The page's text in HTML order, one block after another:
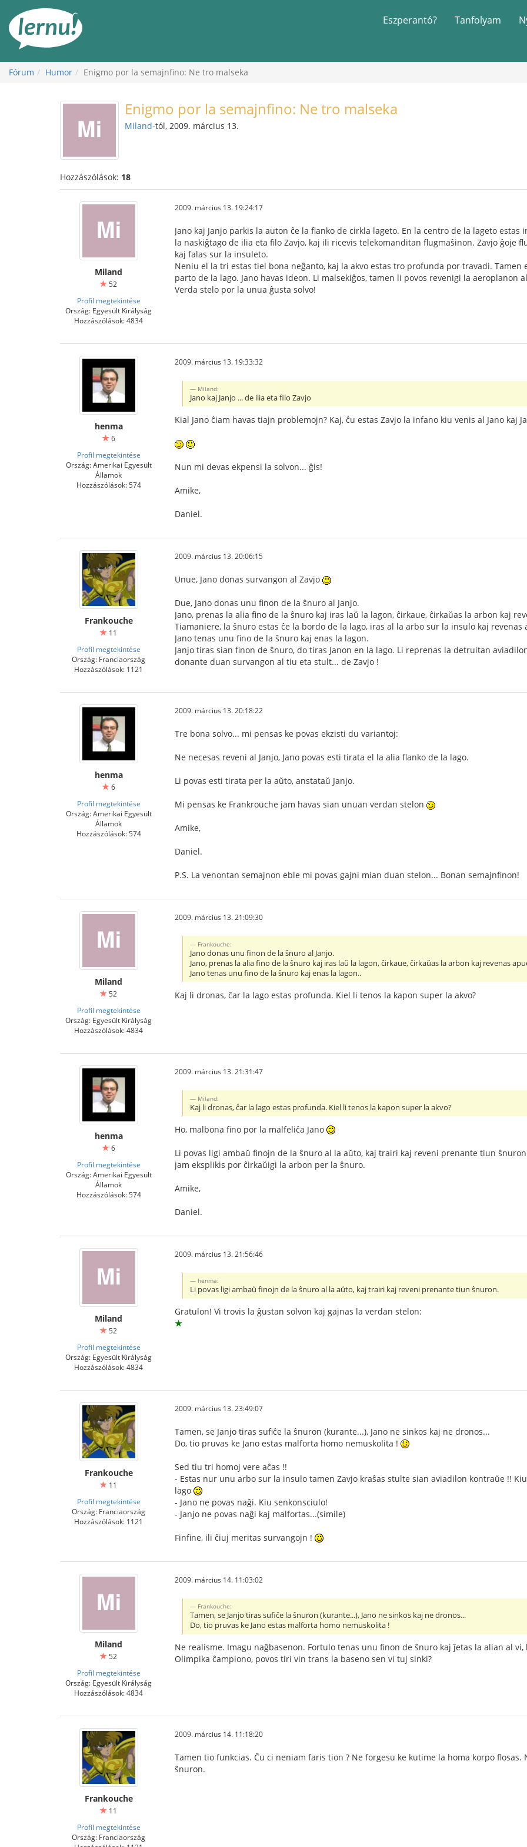
Eszperantó? Tanfolyam
Fórum Humor Enigmo por la semajnfino: Ne tro malseka
Enigmo por la semajnfino: Ne tro malseka
Miland-tól, 2009. március 13.
Hozzászólások: 18
Miland
52
Profil megtekintése
Ország: Egyesült Királyság
Hozzászólások: 4834
2009. március 13. 19:24:17
Jano kaj Janjo parkis la auton ĉe la flanko de cirkla lageto. En la centro de la lageto
la naskiĝtago de ilia eta filo Zavjo, kaj ili ricevis telekomanditan flugmaŝinon. Zavjo ĝoje
kaj falas sur la insuleto.
Neniu el la tri estas tiel bona neĝanto, kaj la akvo estas tro profunda por travadi.
parto de la lago. Jano havas ideon. Li malsekiĝos, tamen li povos revenigi la aeroplanon
Verda stelo por la unua ĝusta solvo!
henma
6
Profil megtekintése
Ország: Amerikai Egyesült
Államok
Hozzászólások: 574
2009. március 13. 19:33:32
Miland:
Jano kaj Janjo ... de ilia eta filo Zavjo
Kial Jano ĉiam havas tiajn problemojn? Kaj, ĉu estas Zavjo la infano kiu venis al Jano kaj
Nun mi devas ekpensi la solvon... ĝis!
Amike,
Daniel.
Frankouche
11
Profil megtekintése
Ország: Franciaország
Hozzászólások: 1121
2009. március 13. 20:06:15
Unue, Jano donas survangon al Zavjo
Due, Jano donas unu finon de la ŝnuro al Janjo.
Jano, prenas la alia fino de la ŝnuro kaj iras laŭ la lagon, ĉirkaue, ĉirkaŭas la arbon kaj
Tiamaniere, la ŝnuro estas ĉe la bordo de la lago, iras al la arbo sur la insulo kaj
Jano tenas unu fino de la ŝnuro kaj enas la lagon.
Janjo tiras sian finon de ŝnuro, do tiras Janon en la lago. Li reprenas la detruitan
donante duan survangon al tiu eta stult... de Zavjo !
henma
6
Profil megtekintése
Ország: Amerikai Egyesült
Államok
Hozzászólások: 574
2009. március 13. 20:18:22
Tre bona solvo... mi pensas ke povas ekzisti du variantoj:
Ne necesas reveni al Janjo, Jano povas esti tirata el la alia flanko de la lago.
Li povas esti tirata per la aŭto, anstataŭ Janjo.
Mi pensas ke Frankrouche jam havas sian unuan verdan stelon
Amike,
Daniel.
P.S. La venontan semajnon eble mi povas gajni mian duan stelon... Bonan semajnfinon!
Miland
52
Profil megtekintése
Ország: Egyesült Királyság
Hozzászólások: 4834
2009. március 13. 21:09:30
Frankouche:
Jano donas unu finon de la ŝnuro al Janjo.
Jano, prenas la alia fino de la ŝnuro kaj iras laŭ la lagon, ĉirkaue, ĉirkaŭas la arbon kaj revenas
Jano tenas unu fino de la ŝnuro kaj enas la lagon..
Kaj li dronas, ĉar la lago estas profunda. Kiel li tenos la kapon super la akvo?
henma
6
Profil megtekintése
Ország: Amerikai Egyesült
Államok
Hozzászólások: 574
2009. március 13. 21:31:47
Miland:
Kaj li dronas, ĉar la lago estas profunda. Kiel li tenos la kapon super la akvo?
Ho, malbona fino por la malfeliĉa Jano
Li povas ligi ambaŭ finojn de la ŝnuro al la aŭto, kaj trairi kaj reveni prenante tiun
jam eksplikis por ĉirkaŭigi la arbon per la ŝnuro.
Amike,
Daniel.
Miland
52
Profil megtekintése
Ország: Egyesült Királyság
Hozzászólások: 4834
2009. március 13. 21:56:46
henma:
Li povas ligi ambaŭ finojn de la ŝnuro al la aŭto, kaj trairi kaj reveni prenante tiun ŝnuron.
Gratulon! Vi trovis la ĝustan solvon kaj gajnas la verdan stelon:
★
Frankouche
11
Profil megtekintése
Ország: Franciaország
Hozzászólások: 1121
2009. március 13. 23:49:07
Tamen, se Janjo tiras sufiĉe la ŝnuron (kurante...), Jano ne sinkos kaj ne dronos...
Do, tio pruvas ke Jano estas malforta homo nemuskolita !
Sed tiu tri homoj vere aĉas !!
- Estas nur unu arbo sur la insulo tamen Zavjo kraŝas stulte sian aviadilon kontraŭe !!
lago
- Jano ne povas naĝi. Kiu senkonsciulo!
- Janjo ne povas naĝi kaj malfortas...(simile)
Finfine, ili ĉiuj meritas survangojn !
Miland
52
Profil megtekintése
Ország: Egyesült Királyság
Hozzászólások: 4834
2009. március 14. 11:03:02
Frankouche:
Tamen, se Janjo tiras sufiĉe la ŝnuron (kurante...), Jano ne sinkos kaj ne dronos...
Do, tio pruvas ke Jano estas malforta homo nemuskolita !
Ne realisme. Imagu naĝbasenon. Fortulo tenas unu finon de ŝnuro kaj ĵetas la alian al vi,
Olimpika ĉampiono, povos tiri vin trans la baseno sen vi tuj sinki?
Frankouche
11
Profil megtekintése
Ország: Franciaország
2009. március 14. 11:18:20
Tamen tio funkcias. Ĉu ci neniam faris tion ? Ne forgesu ke kutime la homa korpo
ŝnuron.